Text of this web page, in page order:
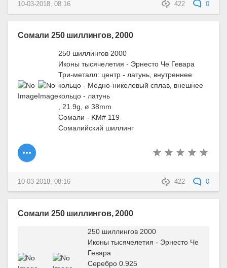
422 0
10-03-2018, 08:16
Сомали 250 шиллингов, 2000
250 шиллингов 2000
Иконы тысячелетия - Эрнесто Че Гевара
Три-металл: центр - латунь, внутреннее
кольцо - Медно-никелевый сплав, внешнее
кольцо - латунь
, 21.9g, ø 38mm
Сомали - KM# 119
Сомалийский шиллинг
422 0
10-03-2018, 08:16
Сомали 250 шиллингов, 2000
250 шиллингов 2000
Иконы тысячелетия - Эрнесто Че
Гевара
Серебро 0.925